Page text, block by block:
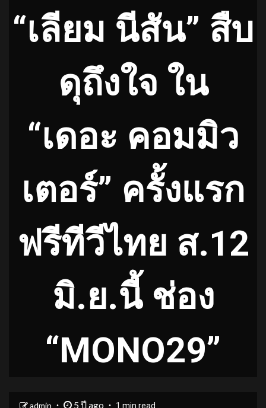
“เลียม นีสัน” สืบ
ดุถึงใจ ใน
“เดอะ คอมมิว
เตอร์” ครั้งแรก
ฟรีทีวีไทย ส.12
มิ.ย.นี้ ช่อง
“MONO29”
admin 5 ปี ago 1 min read